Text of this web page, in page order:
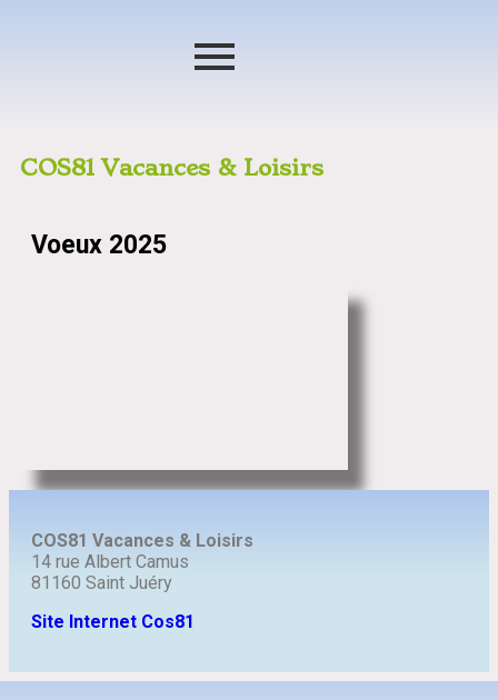
COS81 Vacances & Loisirs
Voeux 2025
COS81 Vacances & Loisirs
14 rue Albert Camus
81160 Saint Juéry
Site Internet Cos81